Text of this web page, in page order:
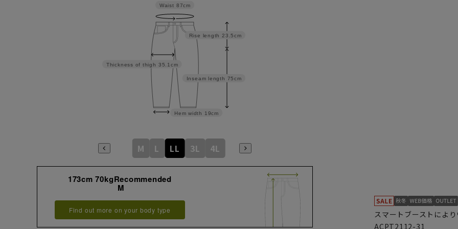
Inseam length 75cm
Rise length 23.5cm
Hem width 19cm
Thickness of thigh 35.1cm
Waist 87cm
M L LL 3L 4L
173cm 70kgRecommended
M
Find out more on your body type
スマートブーストによ
ACPT2112-31